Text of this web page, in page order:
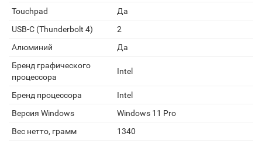
Touchpad
Да
USB-C (Thunderbolt 4)
2
Алюминий
Да
Бренд графического
процессора
Intel
Бренд процессора
Intel
Версия Windows
Windows 11 Pro
Вес нетто, грамм
1340